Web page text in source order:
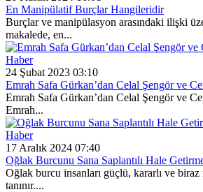
En Manipülatif Burçlar Hangileridir
Burçlar ve manipülasyon arasındaki ilişki
makalede, en...
Haber
24 Şubat 2023 03:10
Emrah Safa Gürkan’dan Celal Şengör ve
Emrah Safa Gürkan’dan Celal Şengör ve
Emrah...
Haber
17 Aralık 2024 07:40
Oğlak Burcunu Sana Saplantılı Hale
Oğlak burcu insanları güçlü, kararlı ve
tanınır....